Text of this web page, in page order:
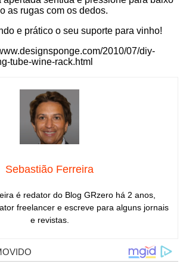
as rugas com os dedos.
e prático o seu suporte para vinho!
2010/07/diy-
tube-wine-rack.html
Sebastião Ferreira
é redator do Blog GRzero há 2 anos,
freelancer e escreve para alguns jornais
e revistas.